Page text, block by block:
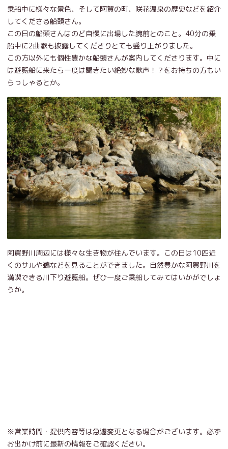
乗船中に様々な景色、そして阿賀の町、咲花温泉の歴史などを紹介
してくださる船頭さん。
この日の船頭さんはのど自慢に出場した腕前とのこと。40分の乗
船中に2曲歌も披露してくださりとても盛り上がりました。
この方以外にも個性豊かな船頭さんが案内してくださります。中に
は遊覧船に来たら一度は聞きたい絶妙な歌声！？をお持ちの方もい
らっしゃるとか。
阿賀野川周辺には様々な生き物が住んでいます。この日は10匹近
くのサルや鵜などを見ることができました。自然豊かな阿賀野川を
満喫できる川下り遊覧船。ぜひ一度ご乗船してみてはいかがでしょ
うか。
※営業時間・提供内容等は急遽変更となる場合がございます。必ず
お出かけ前に最新の情報をご確認ください。